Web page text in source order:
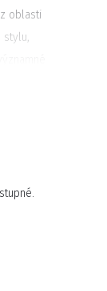
oblasti
stylu,